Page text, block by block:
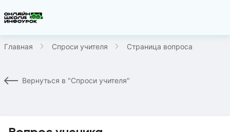
Главная Спроси учителя Страница вопроса
Вернуться в "Спроси учителя"